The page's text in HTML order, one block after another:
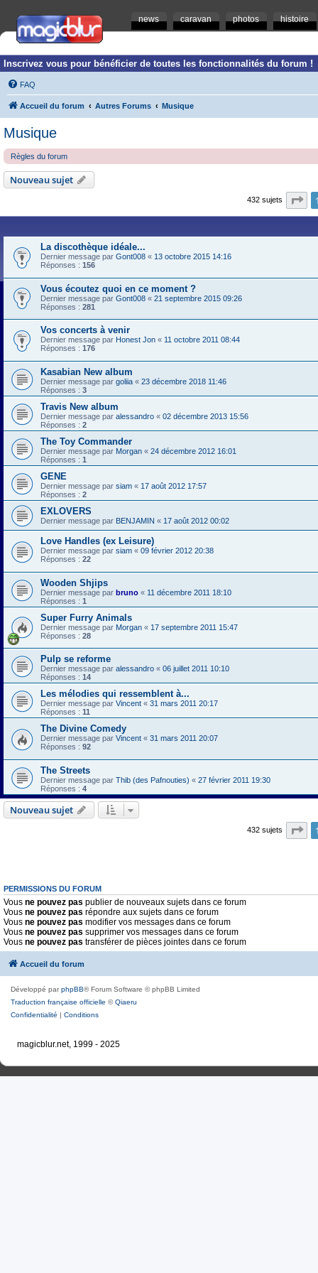
news caravan photos histoire
Inscrivez vous pour bénéficier de toutes les fonctionnalités du forum !
FAQ
Accueil du forum Autres Forums Musique
Musique
Règles du forum
Nouveau sujet
432 sujets
La discothèque idéale...
Dernier message par Gont008 « 13 octobre 2015 14:16
Réponses : 156
Vous écoutez quoi en ce moment ?
Dernier message par Gont008 « 21 septembre 2015 09:26
Réponses : 281
Vos concerts à venir
Dernier message par Honest Jon « 11 octobre 2011 08:44
Réponses : 176
Kasabian New album
Dernier message par goliia « 23 décembre 2018 11:46
Réponses : 3
Travis New album
Dernier message par alessandro « 02 décembre 2013 15:56
Réponses : 2
The Toy Commander
Dernier message par Morgan « 24 décembre 2012 16:01
Réponses : 1
GENE
Dernier message par siam « 17 août 2012 17:57
Réponses : 2
EXLOVERS
Dernier message par BENJAMIN « 17 août 2012 00:02
Love Handles (ex Leisure)
Dernier message par siam « 09 février 2012 20:38
Réponses : 22
Wooden Shjips
Dernier message par bruno « 11 décembre 2011 18:10
Réponses : 1
Super Furry Animals
Dernier message par Morgan « 17 septembre 2011 15:47
Réponses : 28
Pulp se reforme
Dernier message par alessandro « 06 juillet 2011 10:10
Réponses : 14
Les mélodies qui ressemblent à...
Dernier message par Vincent « 31 mars 2011 20:17
Réponses : 11
The Divine Comedy
Dernier message par Vincent « 31 mars 2011 20:07
Réponses : 92
The Streets
Dernier message par Thib (des Pafnouties) « 27 février 2011 19:30
Réponses : 4
Nouveau sujet
432 sujets
PERMISSIONS DU FORUM
Vous ne pouvez pas publier de nouveaux sujets dans ce forum
Vous ne pouvez pas répondre aux sujets dans ce forum
Vous ne pouvez pas modifier vos messages dans ce forum
Vous ne pouvez pas supprimer vos messages dans ce forum
Vous ne pouvez pas transférer de pièces jointes dans ce forum
Accueil du forum
Développé parphpBB® Forum Software © phpBB Limited
Traduction française officielle ©Qiaeru
Confidentialité | Conditions
magicblur.net, 1999 - 2025